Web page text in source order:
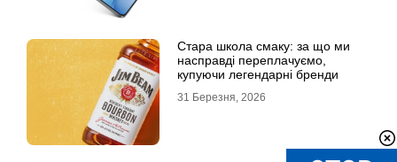
Стара школа смаку: за що ми
насправді переплачуємо,
купуючи легендарні бренди
31 Березня, 2026